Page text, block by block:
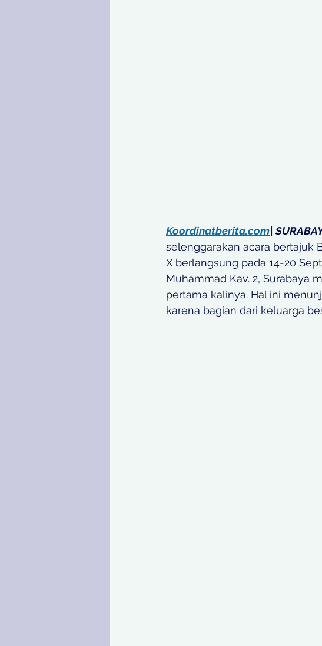
Koordinatberita.com|
selenggarakan acara bertajuk
X berlangsung pada 14-20
Muhammad Kav. 2, Surabaya
pertama kalinya. Hal ini
karena bagian dari keluarga